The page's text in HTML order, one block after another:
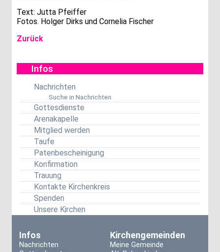
Text: Jutta Pfeiffer
Fotos. Holger Dirks und Cornelia Fischer
Zurück
Infos
Nachrichten
Suche in Nachrichten
Gottesdienste
Arenakapelle
Mitglied werden
Taufe
Patenbescheinigung
Konfirmation
Trauung
Kontakte Kirchenkreis
Spenden
Unsere Kirchen
Infos
Nachrichten
Kirchengemeinden
Meine Gemeinde